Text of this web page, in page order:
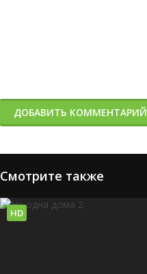
ДОБАВИТЬ КОММЕНТАРИЙ
Смотрите также
HD